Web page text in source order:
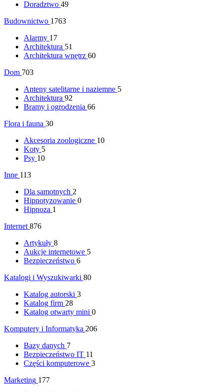
Doradztwo 49
Budownictwo 1763
Alarmy 17
Architektura 51
Architektura wnętrz 60
Dom 703
Anteny satelitarne i naziemne 5
Architektura 92
Bramy i ogrodzenia 66
Flora i fauna 30
Akcesoria zoologiczne 10
Koty 5
Psy 10
Inne 113
Dla samotnych 2
Hipnotyzowanie 0
Hipnoza 1
Internet 876
Artykuły 8
Aukcje internetowe 5
Bezpieczeństwo 6
Katalogi i Wyszukiwarki 80
Katalog autorski 3
Katalog firm 28
Katalog otwarty mini 0
Komputery i Informatyka 206
Bazy danych 7
Bezpieczeństwo IT 11
Części komputerowe 3
Marketing 177